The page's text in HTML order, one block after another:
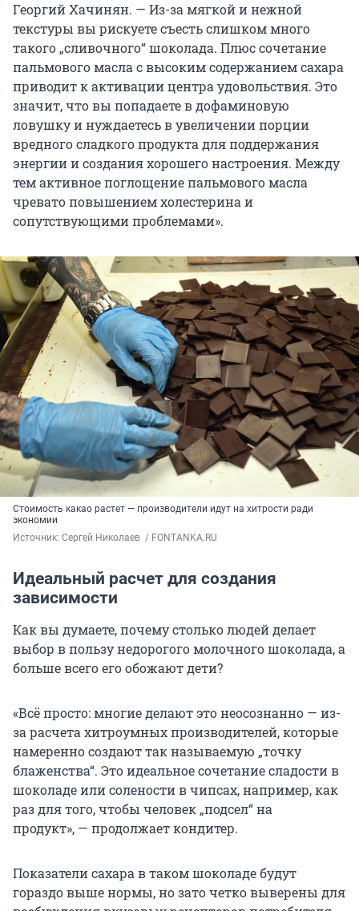
Георгий Хачинян. — Из-за мягкой и нежной
текстуры вы рискуете съесть слишком много
такого „сливочного“ шоколада. Плюс сочетание
пальмового масла с высоким содержанием сахара
приводит к активации центра удовольствия. Это
значит, что вы попадаете в дофаминовую
ловушку и нуждаетесь в увеличении порции
вредного сладкого продукта для поддержания
энергии и создания хорошего настроения. Между
тем активное поглощение пальмового масла
чревато повышением холестерина и
сопутствующими проблемами».
Стоимость какао растет — производители идут на хитрости ради
экономии
Источник: Сергей Николаев  / FONTANKA.RU
Идеальный расчет для создания
зависимости
Как вы думаете, почему столько людей делает
выбор в пользу недорогого молочного шоколада, а
больше всего его обожают дети?
«Всё просто: многие делают это неосознанно — из-
за расчета хитроумных производителей, которые
намеренно создают так называемую „точку
блаженства“. Это идеальное сочетание сладости в
шоколаде или солености в чипсах, например, как
раз для того, чтобы человек „подсел“ на
продукт», — продолжает кондитер.
Показатели сахара в таком шоколаде будут
гораздо выше нормы, но зато четко выверены для